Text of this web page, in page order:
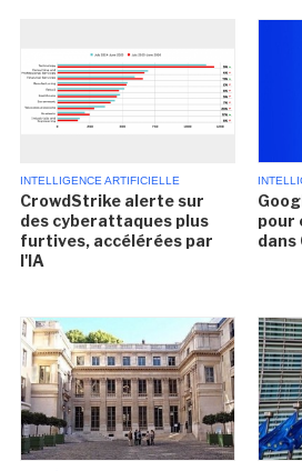
INTELLIGENCE ARTIFICIELLE
CrowdStrike alerte sur
des cyberattaques plus
furtives, accélérées par
l'IA
pour
dans